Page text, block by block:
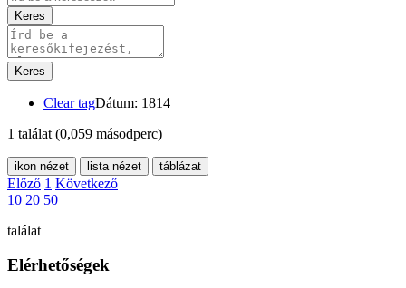
Keres
Keres
Clear tagDátum: 1814
1 találat (0,059 másodperc)
ikon nézet lista nézet táblázat
Előző 1 Következő
10 20 50
találat
Elérhetőségek